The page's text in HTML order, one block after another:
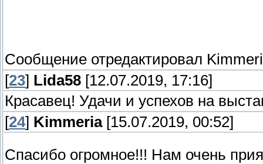
Сообщение отредактировал
[23] Lida58 [12.07.2019, 17:16]
Красавец! Удачи и успехов на
[24] Kimmeria[15.07.2019, 00:52]
Спасибо огромное!!! Нам очень